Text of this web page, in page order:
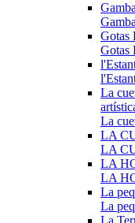
Gotas
Gotas
La
La
LA
LA
LA
LA
La
La